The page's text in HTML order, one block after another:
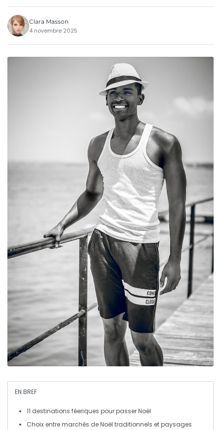
Clara Masson
4 novembre 2025
EN BREF
11 destinations féeriques pour passer Noël
Choix entremarchés de Noël traditionnels etpaysages